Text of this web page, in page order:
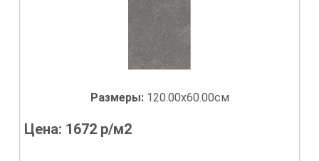
Размеры: 120.00x60.00см
Цена: 1672 р/м2